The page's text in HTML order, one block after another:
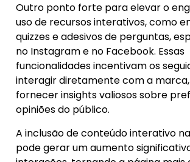
Outro ponto forte para elevar o
uso de recursos interativos, como
quizzes e adesivos de perguntas,
no Instagram e no Facebook. Essas
funcionalidades incentivam os
interagir diretamente com a
fornecer insights valiosos sobre
opiniões do público.
A inclusão de conteúdo interativo
pode gerar um aumento